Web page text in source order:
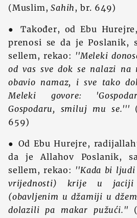
(Muslim,Sahih, br. 649)
● Također, od Ebu
prenosi se da je Poslanik,
sellem, rekao: ''Meleki
od vas sve dok se nalazi na
obavio namaz, i sve tako
Meleki govore:
Gospodaru, smiluj mu se.'''
659)
● Od Ebu Hurejre,
da je Allahov Poslanik,
sellem, rekao: ''Kada bi ljudi
vrijednosti) krije u jaciji
(obavljenim u džamiji u
dolazili pa makar pužući.''